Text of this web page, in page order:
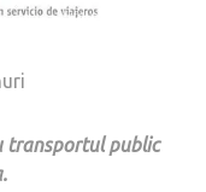
transportul public